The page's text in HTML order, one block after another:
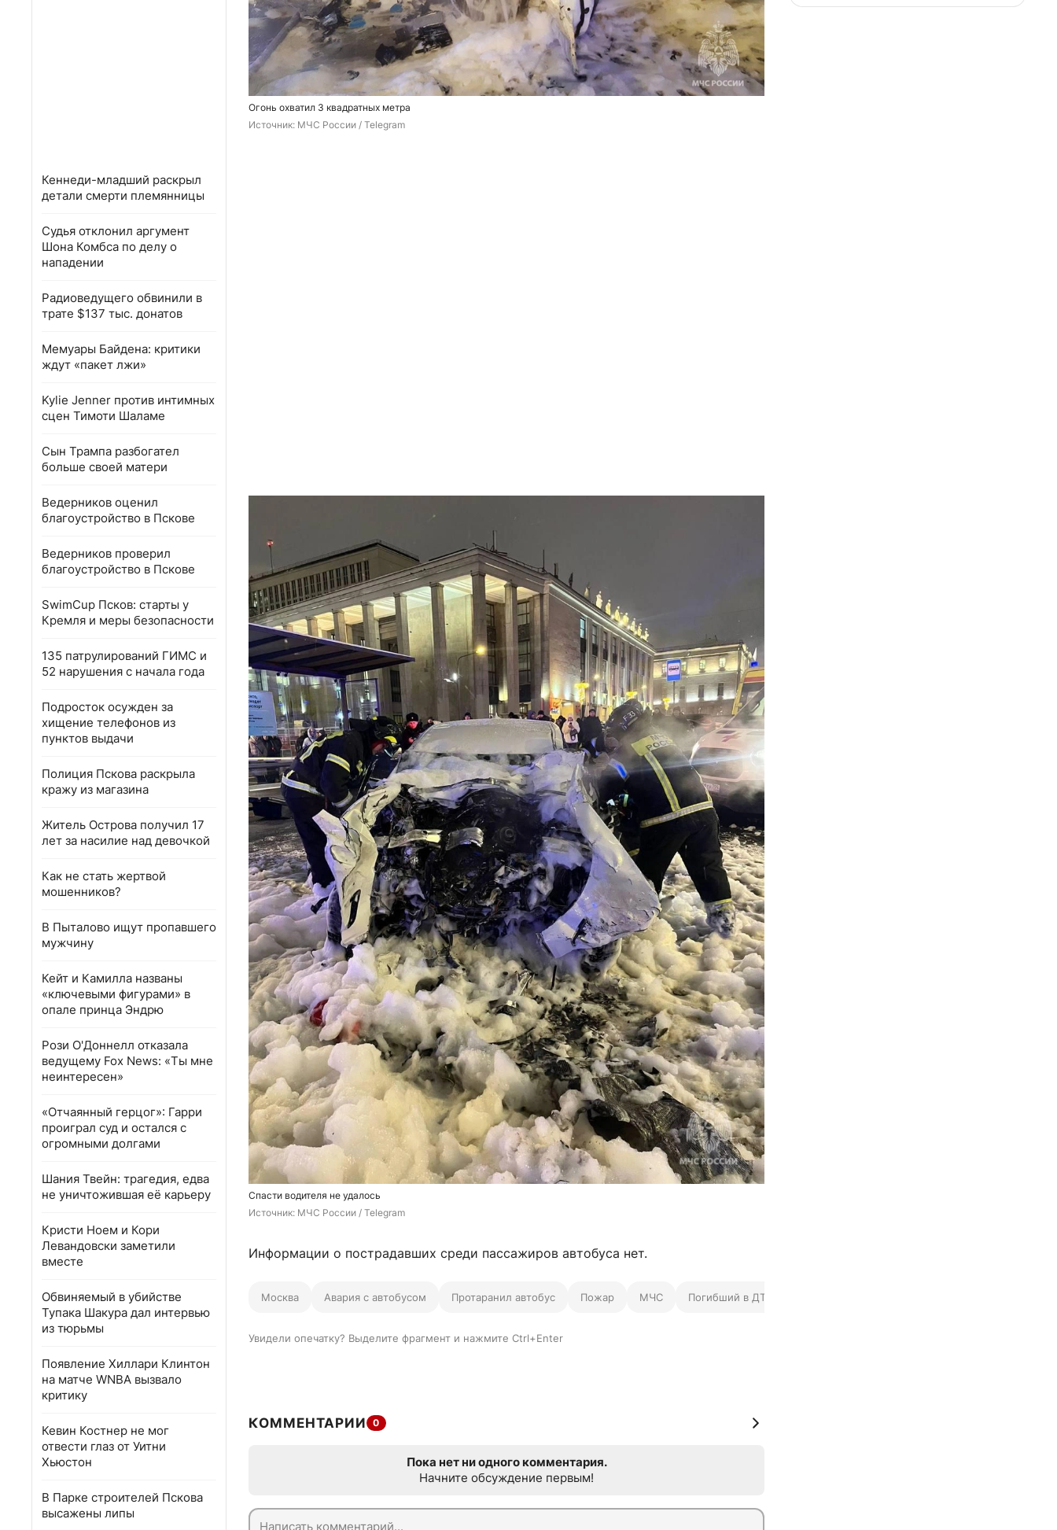
Кеннеди-младший раскрыл
детали смерти племянницы
Судья отклонил аргумент
Шона Комбса по делу о
нападении
Радиоведущего обвинили в
трате $137 тыс. донатов
Мемуары Байдена: критики
ждут «пакет лжи»
Kylie Jenner против интимных
сцен Тимоти Шаламе
Сын Трампа разбогател
больше своей матери
Ведерников оценил
благоустройство в Пскове
Ведерников проверил
благоустройство в Пскове
SwimCup Псков: старты у
Кремля и меры безопасности
135 патрулирований ГИМС и
52 нарушения с начала года
Подросток осужден за
хищение телефонов из
пунктов выдачи
Полиция Пскова раскрыла
кражу из магазина
Житель Острова получил 17
лет за насилие над девочкой
Как не стать жертвой
мошенников?
В Пыталово ищут пропавшего
мужчину
Кейт и Камилла названы
«ключевыми фигурами» в
опале принца Эндрю
Рози О'Доннелл отказала
ведущему Fox News: «Ты мне
неинтересен»
«Отчаянный герцог»: Гарри
проиграл суд и остался с
огромными долгами
Шания Твейн: трагедия, едва
не уничтожившая её карьеру
Кристи Ноем и Кори
Левандовски заметили
вместе
Обвиняемый в убийстве
Тупака Шакура дал интервью
из тюрьмы
Появление Хиллари Клинтон
на матче WNBA вызвало
критику
Кевин Костнер не мог
отвести глаз от Уитни
Хьюстон
В Парке строителей Пскова
высажены липы
Огонь охватил 3 квадратных метра
Источник: МЧС России / Telegram
Спасти водителя не удалось
Источник: МЧС России / Telegram
Информации о пострадавших среди пассажиров автобуса нет.
Москва Авария с автобусом Протаранил автобус Пожар МЧС Погибший в ДТП
Увидели опечатку? Выделите фрагмент и нажмите Ctrl+Enter
КОММЕНТАРИИ 0
Пока нет ни одного комментария.
Начните обсуждение первым!